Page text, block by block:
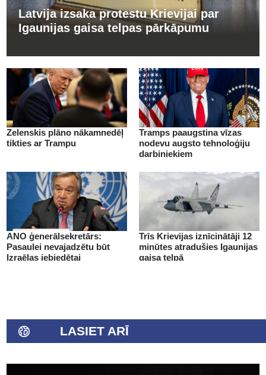
Latvija izsaka protestu Krievijai par
Igaunijas gaisa telpas pārkāpumu
Zelenskis plāno nākamnedēļ
tikties ar Trampu
Tramps paaugstina vīzas
nodevu augsto tehnoloģiju
darbiniekiem
ANO ģenerālsekretārs:
Pasaulei nevajadzētu būt
Izraēlas iebiedētai
Trīs Krievijas iznīcinātāji 12
minūtes atradušies Igaunijas
gaisa telpā
LASIET ARĪ